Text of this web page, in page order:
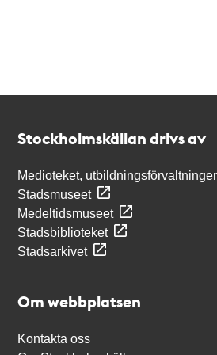
Stockholmskällan drivs av
Medioteket,
Stadsmuseet
Medeltidsmuseet
Stadsbiblioteket
Stadsarkivet
Om webbplatsen
Kontakta oss